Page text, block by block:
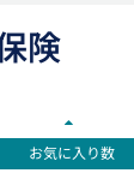
険
お気に入り数